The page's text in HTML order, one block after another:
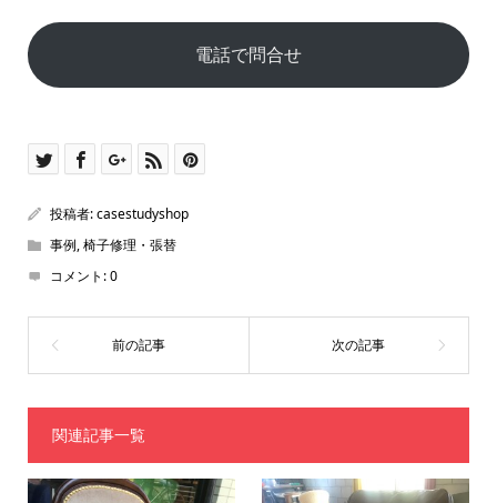
電話で問合せ
投稿者:casestudyshop
事例,椅子修理・張替
コメント:0
関連記事一覧